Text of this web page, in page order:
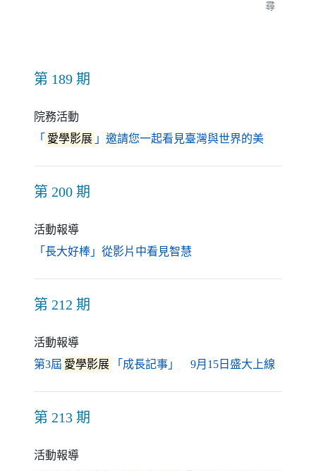
尋
第 189 期
院務活動
「 愛學影展 」邀請您一起看見臺灣與世界的美（另開新
第 200 期
活動報導
「長大好棒」從影片中看見智慧
第 212 期
活動報導
第3屆 愛學影展 「成長記事」 9月15日盛大上線
第 213 期
活動報導